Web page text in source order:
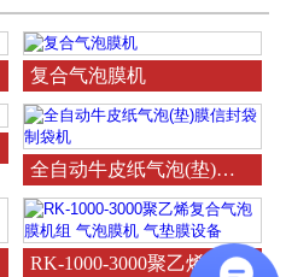
机复合气泡膜机
全自动牛皮纸气泡(垫)膜信封
珠棉制袋机
RK-1000-3000聚乙烯复合气